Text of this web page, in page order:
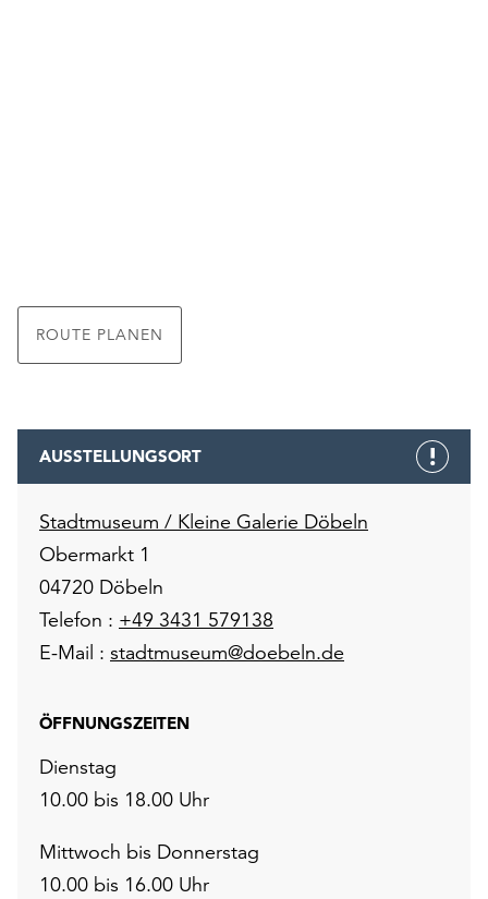
ROUTE PLANEN
AUSSTELLUNGSORT
Stadtmuseum / Kleine Galerie Döbeln
Obermarkt 1
04720 Döbeln
Telefon : +49 3431 579138
E-Mail : stadtmuseum@doebeln.de
ÖFFNUNGSZEITEN
Dienstag
10.00 bis 18.00 Uhr
Mittwoch bis Donnerstag
10.00 bis 16.00 Uhr